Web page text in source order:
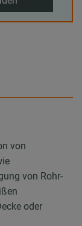
von
von Rohr-
oder